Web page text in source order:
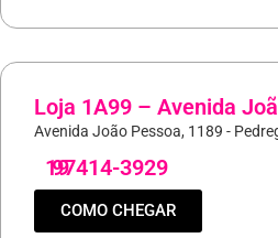
Loja 1A99 – Avenida
Avenida João Pessoa, 1189 -
19
97414-3929
COMO CHEGAR